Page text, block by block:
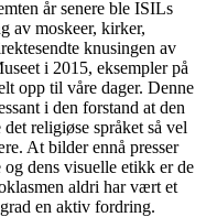
år senere ble ISILs
av moskeer, kirker,
knusingen av
i 2015, eksempler på
opp til våre dager. Denne
i den forstand at den
religiøse språket så vel
At bilder ennå presser
dens visuelle etikk er de
aldri har vært et
en aktiv fordring.